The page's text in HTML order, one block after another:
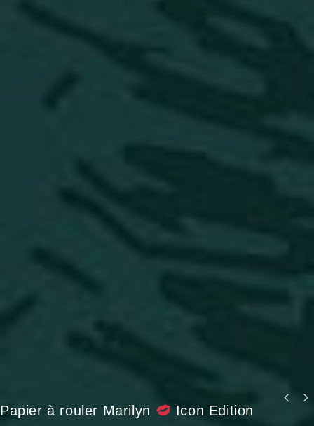
Papier à rouler Marilyn Icon Edition